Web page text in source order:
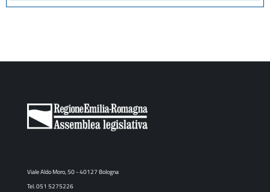
Viale Aldo Moro, 50 - 40127 Bologna
Tel. 051 5275226